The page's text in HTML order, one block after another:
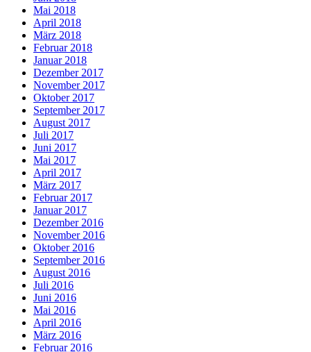
Mai 2018
April 2018
März 2018
Februar 2018
Januar 2018
Dezember 2017
November 2017
Oktober 2017
September 2017
August 2017
Juli 2017
Juni 2017
Mai 2017
April 2017
März 2017
Februar 2017
Januar 2017
Dezember 2016
November 2016
Oktober 2016
September 2016
August 2016
Juli 2016
Juni 2016
Mai 2016
April 2016
März 2016
Februar 2016